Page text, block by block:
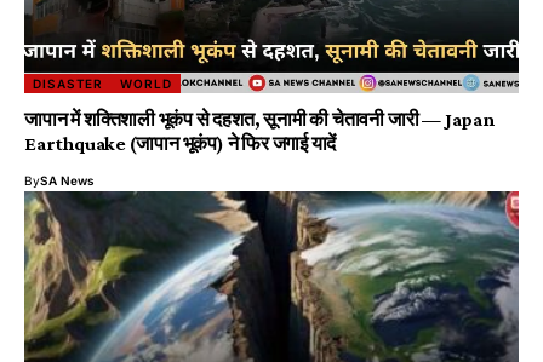
DISASTER WORLD
जापान में शक्तिशाली भूकंप से दहशत, सूनामी की चेतावनी जारी — Japan
Earthquake (जापान भूकंप) ने फिर जगाई यादें
BySA News